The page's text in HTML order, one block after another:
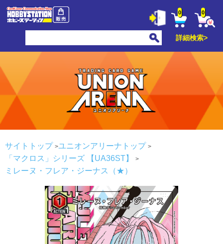
0 0
詳細検索>
サイトトップ
ユニオンアリーナトップ
「マクロス」シリーズ 【UA36ST】
ミレーヌ・フレア・ジーナス（★）